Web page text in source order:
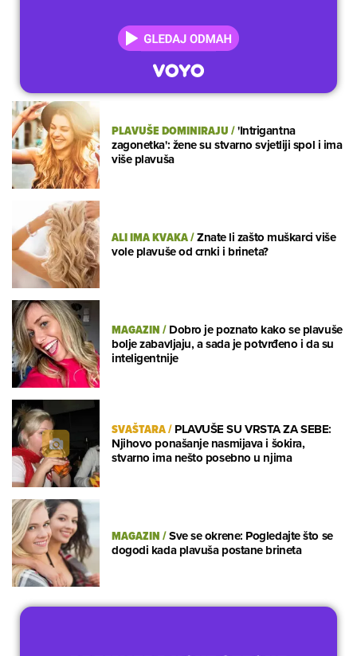
PLAVUŠE DOMINIRAJU/'Intrigantna
zagonetka': žene su stvarno svjetliji spol i ima
više plavuša
ALI IMA KVAKA/Znate li zašto muškarci više
vole plavuše od crnki i brineta?
MAGAZIN/Dobro je poznato kako se plavuše
bolje zabavljaju, a sada je potvrđeno i da su
inteligentnije
SVAŠTARA/PLAVUŠE SU VRSTA ZA SEBE:
Njihovo ponašanje nasmijava i šokira,
stvarno ima nešto posebno u njima
MAGAZIN/Sve se okrene: Pogledajte što se
dogodi kada plavuša postane brineta